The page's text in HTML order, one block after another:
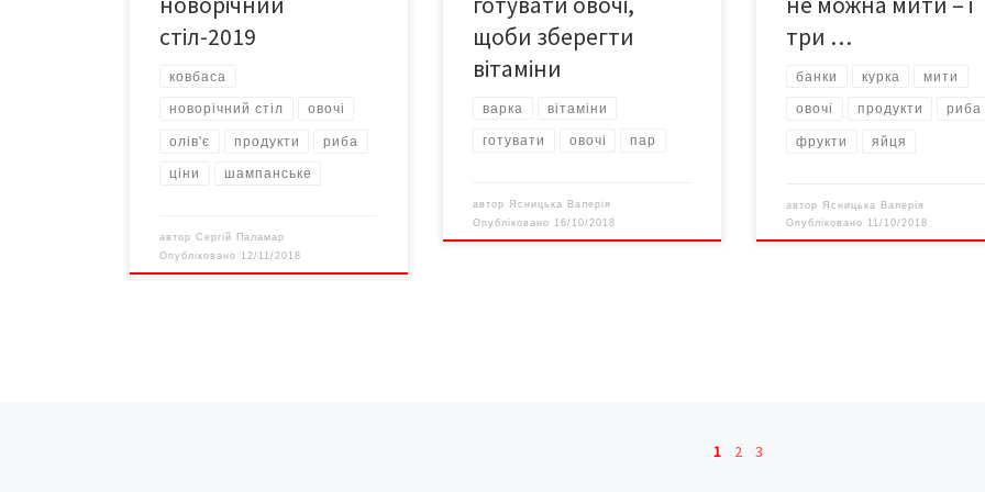
стіл-2019
ковбаса
новорічний стіл овочі
олів'є продукти риба
ціни шампанське
авторСергій Паламар
Опубліковано 12/11/2018
компонентів. 2. Овочі, які
збираєтесь […]
щоби зберегти
вітаміни
варка вітаміни
готувати овочі пар
автор Ясницька Валерія
Опубліковано 16/10/2018
три …
банки курка мити
овочі продукти риба
фрукти яйця
автор Ясницька Валерія
Опубліковано 11/10/2018
1 2 3